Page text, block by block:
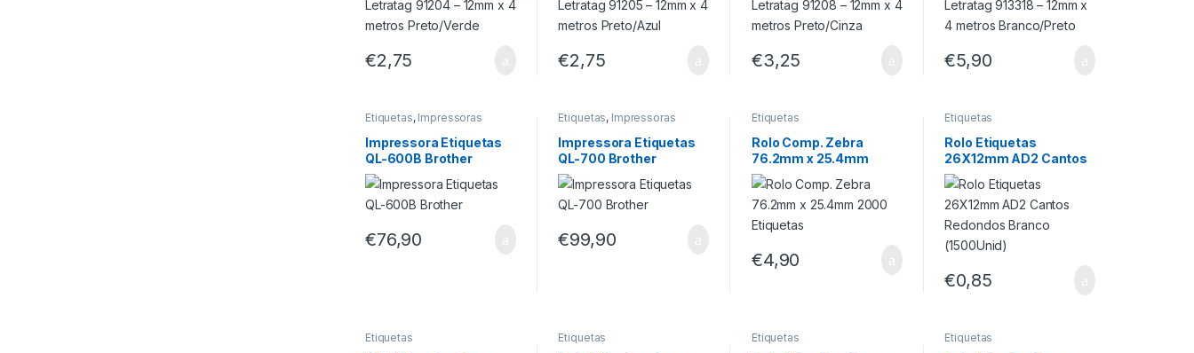
€2,75 €2,75 €3,25 €5,90
Etiquetas, Impressoras
Impressora Etiquetas
QL-600B Brother
€76,90
Etiquetas, Impressoras
Impressora Etiquetas
QL-700 Brother
€99,90
Etiquetas
Rolo Comp. Zebra
76.2mm x 25.4mm
2000 Etiquetas
€4,90
Etiquetas
Rolo Etiquetas
26X12mm AD2 Cantos
Redondos Branco
(1500Unid)
€0,85
Etiquetas Etiquetas Etiquetas Etiquetas